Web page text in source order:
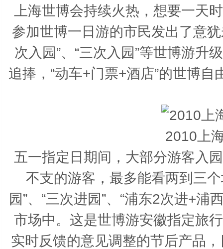
上海世博会持续火热，想要一天
参加世博一日游的市民发出了意
次入园”、“三次入园”等世博游升
追捧，“动车+门票+酒店”的世博
2010上
五一指定日期间，大部分游客入
不支的游客，最多能看两到三
园”、“三次进园”、“浦东2次进+
市场中。这是世博游安徽指定旅
实时反馈的意见调整的节后产品